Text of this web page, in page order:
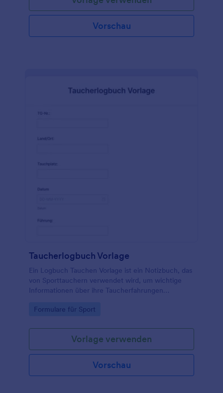
Vorschau
Taucherlogbuch Vorlage
Ein Logbuch Tauchen Vorlage ist ein Notizbuch, das
von Sporttauchern verwendet wird, um wichtige
Informationen über ihre Taucherfahrungen
Go to Category:
Formulare für Sport
Vorlage verwenden
Vorschau